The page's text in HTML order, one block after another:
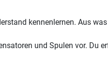
kennenlernen. Aus
und Spulen vor. Du